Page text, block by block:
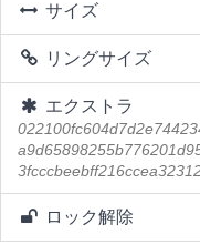
サイズ
リングサイズ
エクストラ
ロック解除